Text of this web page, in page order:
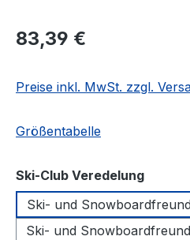
Regulärer Preis:
83,39 €
Preise inkl. MwSt. zzgl.
Größentabelle
Ski-Club Veredelung
Ski- und
Ski- und